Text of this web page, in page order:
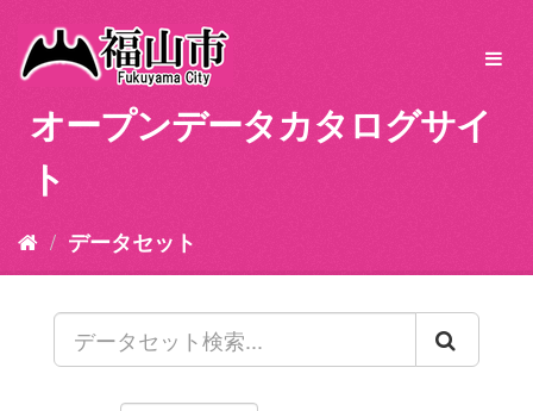
オープンデータカタログサイ
ト
データセット